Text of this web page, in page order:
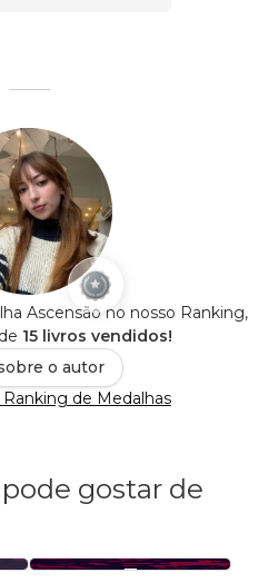
Ascensão no nosso Ranking,
15 livros vendidos!
o autor
de Medalhas
gostar de